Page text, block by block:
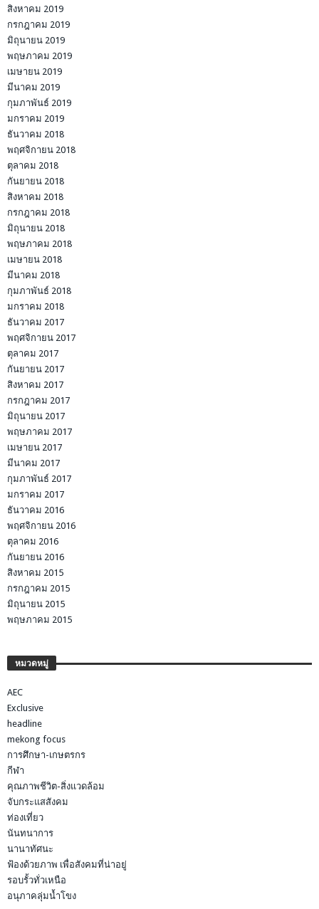
สิงหาคม 2019
กรกฎาคม 2019
มิถุนายน 2019
พฤษภาคม 2019
เมษายน 2019
มีนาคม 2019
กุมภาพันธ์ 2019
มกราคม 2019
ธันวาคม 2018
พฤศจิกายน 2018
ตุลาคม 2018
กันยายน 2018
สิงหาคม 2018
กรกฎาคม 2018
มิถุนายน 2018
พฤษภาคม 2018
เมษายน 2018
มีนาคม 2018
กุมภาพันธ์ 2018
มกราคม 2018
ธันวาคม 2017
พฤศจิกายน 2017
ตุลาคม 2017
กันยายน 2017
สิงหาคม 2017
กรกฎาคม 2017
มิถุนายน 2017
พฤษภาคม 2017
เมษายน 2017
มีนาคม 2017
กุมภาพันธ์ 2017
มกราคม 2017
ธันวาคม 2016
พฤศจิกายน 2016
ตุลาคม 2016
กันยายน 2016
สิงหาคม 2015
กรกฎาคม 2015
มิถุนายน 2015
พฤษภาคม 2015
หมวดหมู่
AEC
Exclusive
headline
mekong focus
การศึกษา-เกษตรกร
กีฬา
คุณภาพชีวิต-สิ่งแวดล้อม
จับกระแสสังคม
ท่องเที่ยว
นันทนาการ
นานาทัศนะ
ฟ้องด้วยภาพ เพื่อสังคมที่น่าอยู่
รอบรั้วทั่วเหนือ
อนุภาคลุ่มน้ำโขง